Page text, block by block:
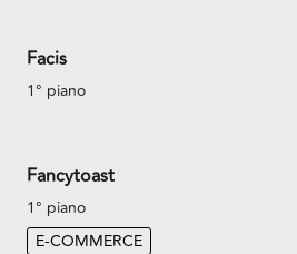
Facis
1° piano
Fancytoast
1° piano
E-COMMERCE